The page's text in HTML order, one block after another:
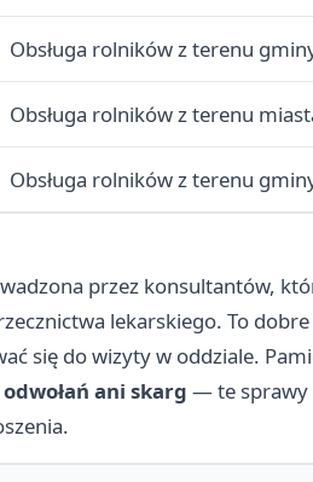
Obsługa rolników z terenu
Obsługa rolników z terenu
Obsługa rolników z terenu
przez konsultantów,
lekarskiego. To
się do wizyty w oddziale.
ani skarg — te sprawy